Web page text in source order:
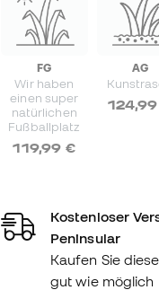
FG
Wir haben
einen super
natürlichen
Fußballplatz
119,99 €
AG
Kostenloser
Peninsular
Kaufen Sie
gut wie möglich